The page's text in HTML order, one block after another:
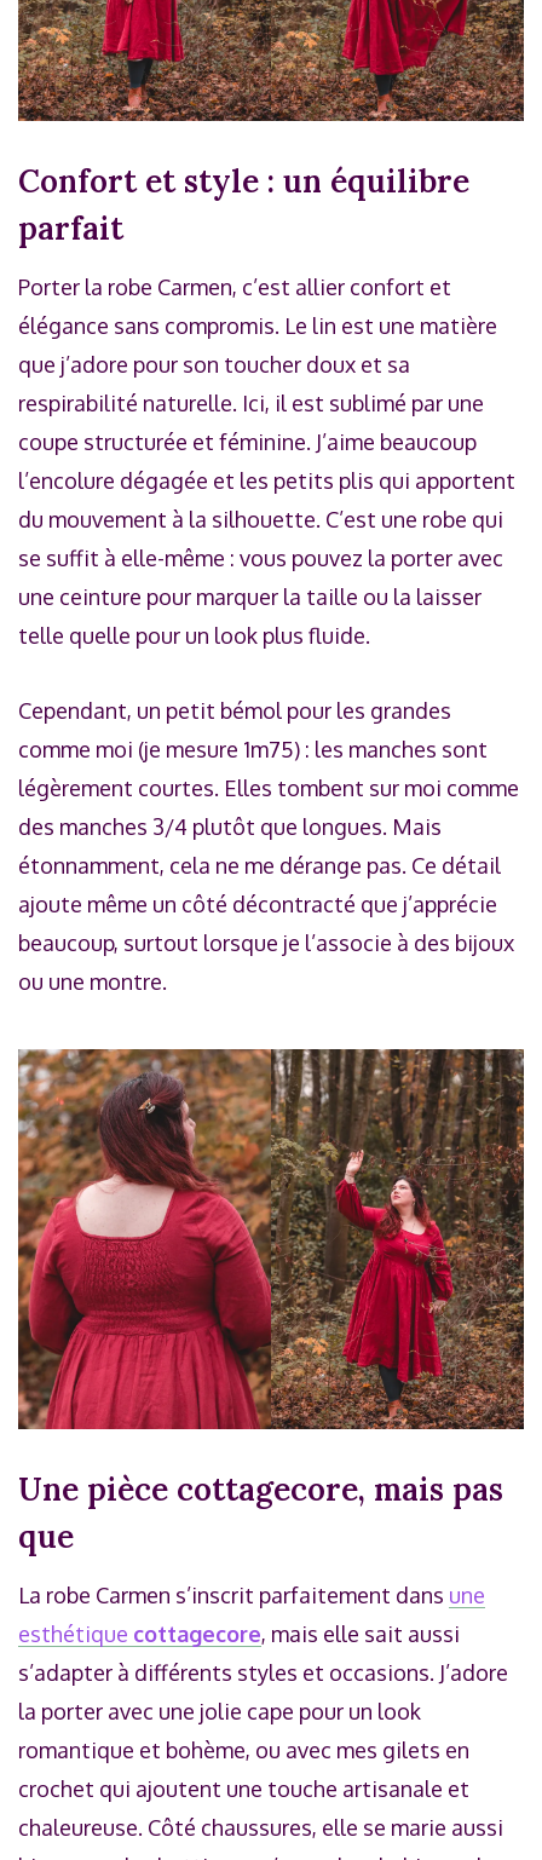
Confort et style : un équilibre
parfait
Porter la robe Carmen, c’est allier confort et
élégance sans compromis. Le lin est une matière
que j’adore pour son toucher doux et sa
respirabilité naturelle. Ici, il est sublimé par une
coupe structurée et féminine. J’aime beaucoup
l’encolure dégagée et les petits plis qui apportent
du mouvement à la silhouette. C’est une robe qui
se suffit à elle-même : vous pouvez la porter avec
une ceinture pour marquer la taille ou la laisser
telle quelle pour un look plus fluide.
Cependant, un petit bémol pour les grandes
comme moi (je mesure 1m75) : les manches sont
légèrement courtes. Elles tombent sur moi comme
des manches 3/4 plutôt que longues. Mais
étonnamment, cela ne me dérange pas. Ce détail
ajoute même un côté décontracté que j’apprécie
beaucoup, surtout lorsque je l’associe à des bijoux
ou une montre.
Une pièce cottagecore, mais pas
que
La robe Carmen s’inscrit parfaitement dans une
esthétique cottagecore, mais elle sait aussi
s’adapter à différents styles et occasions. J’adore
la porter avec une jolie cape pour un look
romantique et bohème, ou avec mes gilets en
crochet qui ajoutent une touche artisanale et
chaleureuse. Côté chaussures, elle se marie aussi